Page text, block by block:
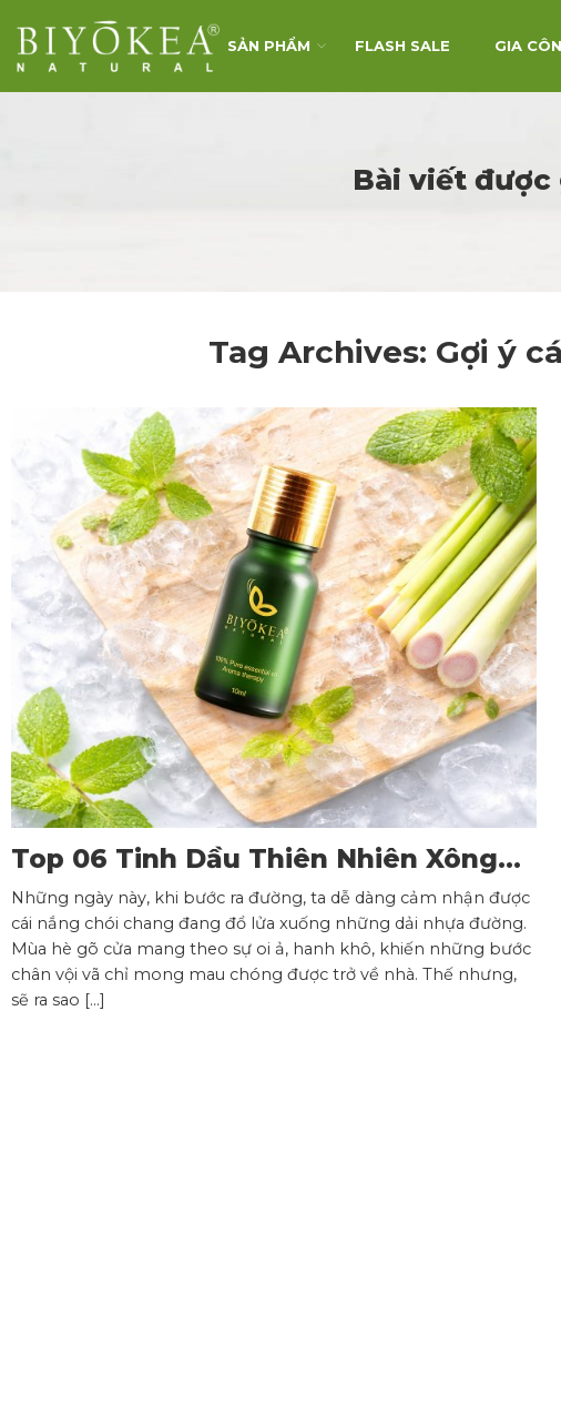
SẢN PHẨM FLASH SALE GIA
Bài viết được
Tag Archives: Gợi ý
Top 06 Tinh Dầu Thiên Nhiên Xông
Phòng Mát Lành, Thư Giãn Cho
Không Gian Mùa Hè
Những ngày này, khi bước ra đường, ta dễ dàng cảm nhận được
cái nắng chói chang đang đổ lửa xuống những dải nhựa đường.
Mùa hè gõ cửa mang theo sự oi ả, hanh khô, khiến những bước
chân vội vã chỉ mong mau chóng được trở về nhà. Thế nhưng,
sẽ ra sao […]